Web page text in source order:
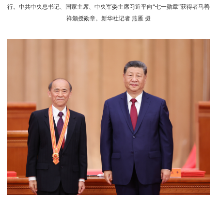
行。中共中央总书记、国家主席、中央军委主席习近平向“七一勋章”获得者马善
祥颁授勋章。新华社记者 燕雁 摄